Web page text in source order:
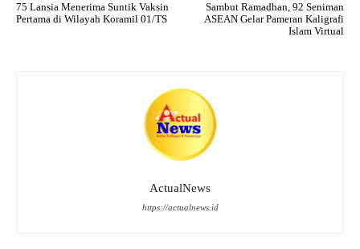
75 Lansia Menerima Suntik Vaksin
Pertama di Wilayah Koramil 01/TS
Sambut Ramadhan, 92 Seniman
ASEAN Gelar Pameran Kaligrafi
Islam Virtual
ActualNews
https://actualnews.id